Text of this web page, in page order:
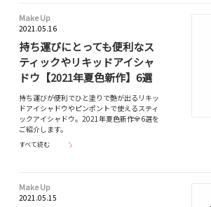
Make Up
2021.05.16
持ち運びにとっても便利なス
ティックやリキッドアイシャ
ドウ【2021年夏色新作】6選
持ち運びが便利でひと塗りで艶が出るリキッ
ドアイシャドウやピンポントで使えるスティ
ックアイシャドウ。2021年夏色新作全6選を
ご紹介します。
すべて読む
Make Up
2021.05.15